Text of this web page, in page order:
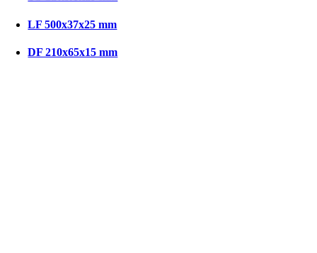
LF 500x37x25 mm
DF 210x65x15 mm